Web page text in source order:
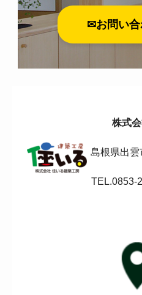
✉お問い
株式
島根県出雲
TEL.0853-